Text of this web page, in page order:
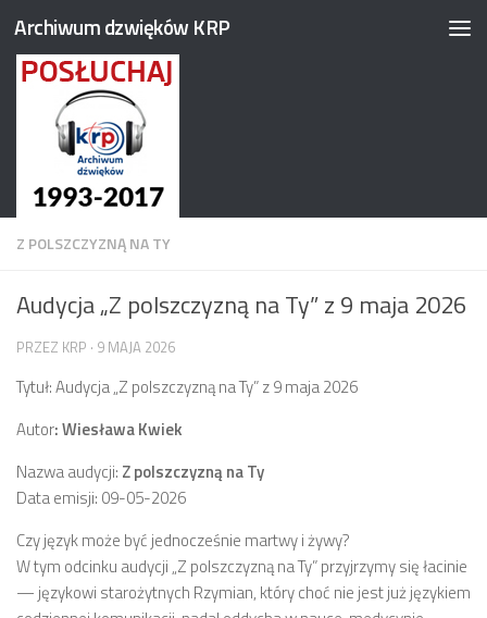
Przejdź do treści
Archiwum dzwięków KRP
Z POLSZCZYZNĄ NA TY
Audycja „Z polszczyzną na Ty” z 9 maja 2026
PRZEZ KRP · 9 MAJA 2026
Tytuł: Audycja „Z polszczyzną na Ty” z 9 maja 2026
Autor: Wiesława Kwiek
Nazwa audycji: Z polszczyzną na Ty
Data emisji: 09-05-2026
Czy język może być jednocześnie martwy i żywy?
W tym odcinku audycji „Z polszczyzną na Ty” przyjrzymy się łacinie
— językowi starożytnych Rzymian, który choć nie jest już językiem